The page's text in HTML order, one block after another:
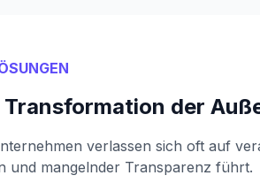
der
verlassen sich oft auf
und mangelnder Transparenz führt.